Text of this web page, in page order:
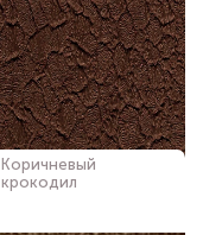
Коричневый
крокодил